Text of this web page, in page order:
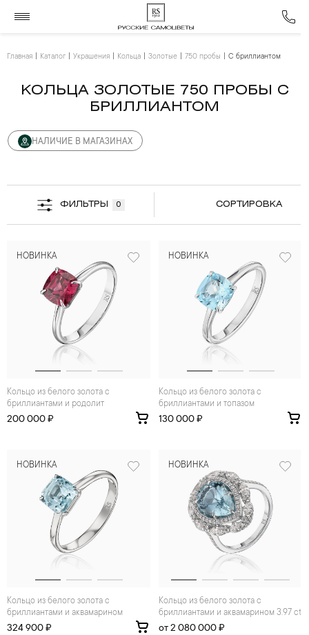
Главная Каталог Украшения Кольца Золотые 750 пробы С бриллиантом
КОЛЬЦА ЗОЛОТЫЕ 750 ПРОБЫ С
БРИЛЛИАНТОМ
НАЛИЧИЕ В МАГАЗИНАХ
ФИЛЬТРЫ 0 СОРТИРОВКА
НОВИНКА
Кольцо из белого золота с
бриллиантами и родолит
200 000 ₽
НОВИНКА
Кольцо из белого золота с
бриллиантами и топазом
130 000 ₽
НОВИНКА
Кольцо из белого золота с
бриллиантами и аквамарином
324 900 ₽
НОВИНКА
Кольцо из белого золота с
бриллиантами и аквамарином 3.97 ct
от 2 080 000 ₽